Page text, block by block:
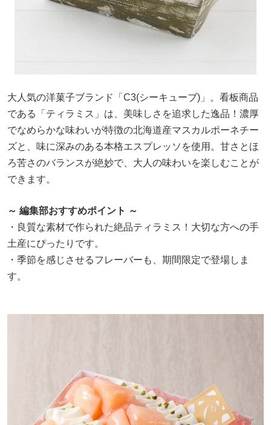
大人気の洋菓子ブランド「C3(シーキューブ)」。看板商品
である「ティラミス」は、美味しさを追求した逸品！濃厚
でなめらかな味わいが特徴の北海道産マスカルポーネチー
ズと、味に深みのある本格エスプレッソを使用。甘さとほ
ろ苦さのバランスが絶妙で、大人の味わいを楽しむことが
できます。
～ 編集部おすすめポイント ～
・良質な素材で作られた絶品ティラミス！大切な方への手
土産にぴったりです。
・季節を感じさせるフレーバーも、期間限定で登場しま
す。